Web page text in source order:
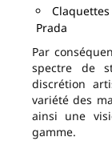
Prada
Par
spectre de
discrétion
variété des
ainsi une
gamme.